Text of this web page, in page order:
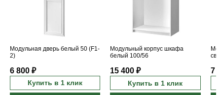
Модульная дверь белый 50 (F1-
2)
6 800 ₽
Купить в 1 клик
Модульный корпус шкафа
белый 100/56
15 400 ₽
Купить в 1 клик
7